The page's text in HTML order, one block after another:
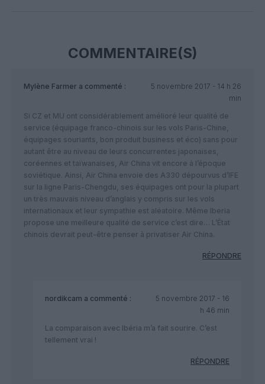
COMMENTAIRE(S)
Mylène Farmer a commenté :
5 novembre 2017 - 14 h 26
min
Si CZ et MU ont considérablement amélioré leur qualité de
service (équipage franco-chinois sur les vols Paris-Chine,
équipages souriants, bon produit business et éco) sans pour
autant être au niveau de leurs concurrentes japonaises,
coréennes et taïwanaises, Air China vit encore à l’époque
soviétique. Ainsi, Air China envoie des A330 dépourvus d’IFE
sur la ligne Paris-Chengdu, ses équipages ont pour la plupart
un très mauvais niveau d’anglais y compris sur les vols
internationaux et leur sympathie est aléatoire. Même Iberia
propose une meilleure qualité de service c’est dire… L’État
chinois devrait peut-être penser à privatiser Air China.
RÉPONDRE
nordikcam a commenté :
5 novembre 2017 - 16
h 46 min
La comparaison avec Ibéria m’a fait sourire. C’est
tellement vrai !
RÉPONDRE